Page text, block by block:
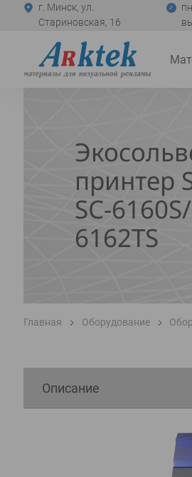
г. Минск, ул.
Стариновская, 16
главную
принтер
SC-
6162TS
Главная Оборудование
Описание